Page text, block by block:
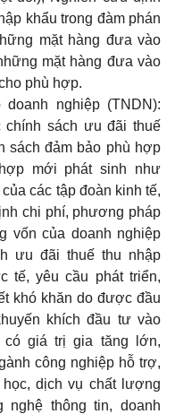
khẩu trong đàm phán
mặt hàng đưa vào
mặt hàng đưa vào
phù hợp.
nghiệp (TNDN):
sách ưu đãi thuế
sách đảm bảo phù hợp
mới phát sinh như
các tập đoàn kinh tế,
chi phí, phương pháp
vốn của doanh nghiệp
ưu đãi thuế thu nhập
tế, yêu cầu phát triển,
khó khăn do được đầu
khích đầu tư vào
có giá trị gia tăng lớn,
công nghiệp hỗ trợ,
dịch vụ chất lượng
thông tin, doanh